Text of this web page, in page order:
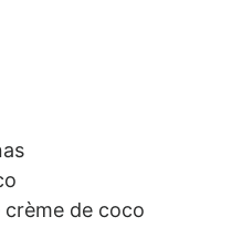
crème de coco